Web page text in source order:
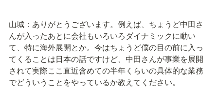
山城：ありがとうございます。例えば、ちょうど中田さ
んが入ったあとに会社もいろいろダイナミックに動い
て、特に海外展開とか。今はちょうど僕の目の前に入っ
てくることは日本の話ですけど、中田さんが事業を展開
されて実際ここ直近含めての半年くらいの具体的な業務
でどういうことをやっているか教えてください。